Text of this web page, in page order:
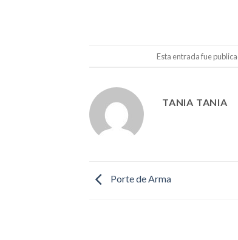
Esta entrada fue
TANIA TANIA
Porte de Arma